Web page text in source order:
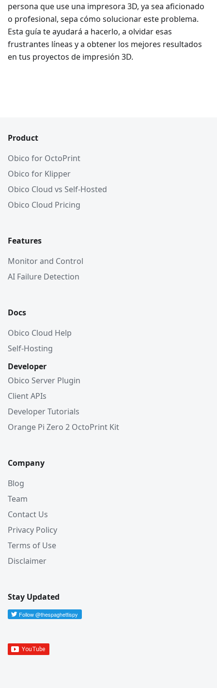
persona que use una impresora 3D, ya sea aficionado
o profesional, sepa cómo solucionar este problema.
Esta guía te ayudará a hacerlo, a olvidar esas
frustrantes líneas y a obtener los mejores resultados
en tus proyectos de impresión 3D.
Product
Obico for OctoPrint
Obico for Klipper
Obico Cloud vs Self-Hosted
Obico Cloud Pricing
Features
Monitor and Control
AI Failure Detection
Docs
Obico Cloud Help
Self-Hosting
Developer
Obico Server Plugin
Client APIs
Developer Tutorials
Orange Pi Zero 2 OctoPrint Kit
Company
Blog
Team
Contact Us
Privacy Policy
Terms of Use
Disclaimer
Stay Updated